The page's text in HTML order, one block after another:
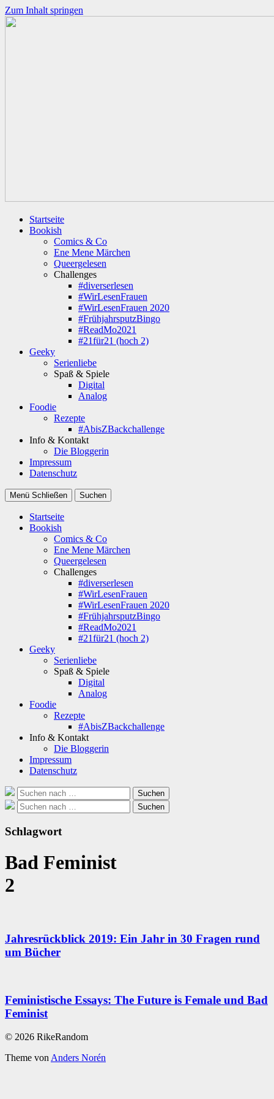
Zum Inhalt springen
Startseite
Bookish
Comics & Co
Ene Mene Märchen
Queergelesen
Challenges
#diverserlesen
#WirLesenFrauen
#WirLesenFrauen 2020
#FrühjahrsputzBingo
#ReadMo2021
#21für21 (hoch 2)
Geeky
Serienliebe
Spaß & Spiele
Digital
Analog
Foodie
Rezepte
#AbisZBackchallenge
Info & Kontakt
Die Bloggerin
Impressum
Datenschutz
Menü Schließen Suchen
Startseite
Bookish
Comics & Co
Ene Mene Märchen
Queergelesen
Challenges
#diverserlesen
#WirLesenFrauen
#WirLesenFrauen 2020
#FrühjahrsputzBingo
#ReadMo2021
#21für21 (hoch 2)
Geeky
Serienliebe
Spaß & Spiele
Digital
Analog
Foodie
Rezepte
#AbisZBackchallenge
Info & Kontakt
Die Bloggerin
Impressum
Datenschutz
Suche
nach:
Suchen
Suche
nach:
Suchen
Schlagwort
Bad Feminist
2
Jahresrückblick 2019: Ein Jahr in 30 Fragen rund
um Bücher
Feministische Essays: The Future is Female und Bad
Feminist
© 2026 RikeRandom
Theme vonAnders Norén